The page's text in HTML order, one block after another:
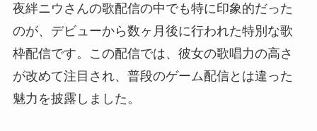
夜絆ニウさんの歌配信の中でも特に印象的だった
のが、デビューから数ヶ月後に行われた特別な歌
枠配信です。この配信では、彼女の歌唱力の高さ
が改めて注目され、普段のゲーム配信とは違った
魅力を披露しました。